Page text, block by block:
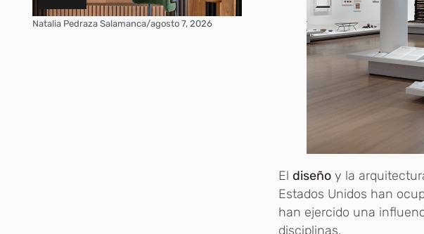
Natalia Pedraza Salamanca/agosto 7, 2026
El diseño y la
Estados Unidos han
han ejercido una
disciplinas.